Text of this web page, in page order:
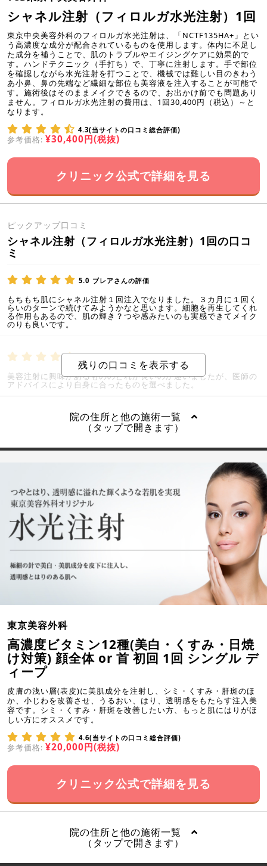
シャネル注射（フィロルガ水光注射）1回
東京中央美容外科のフィロルガ水光注射は、「NCTF135HA+」とい
う高濃度な成分が配合されているものを使用します。体内に不足し
た成分を補うことで、肌のトラブルやエイジングケアに効果的で
す。ハンドテクニック（手打ち）で、丁寧に注射します。手で部位
を確認しながら水光注射を打つことで、機械では難しい目のきわう
あ小鼻、鼻の先端など繊細な部位も美容液を注入することが可能で
す。施術後はそのままメイクできるので、お出かけ前でも問題あり
ません。フィロルガ水光注射の費用は、1回30,400円（税込）～と
なります。
4.3(当サイトの口コミ総合評価)
参考価格: ¥30,400円(税抜)
クリニック公式で詳細を見る
ピックアップ口コミ
シャネル注射（フィロルガ水光注射）1回の口コ
ミ
5.0 ブレアさんの評価
もちもち肌にシャネル注射１回注入でなりました。３カ月に１回く
らいのターンで続けてみようかなと思います。細胞を再生してくれ
る作用もあるので、肌の輝き？つや感みたいのも実感できてメイク
のりも良いです。
美容注射に興味があるもののどれが良いのか迷いましたが、医師の
アドバイスにより自身に合ったものを選べました。
院の住所と他の施術一覧
（タップで開きます）
東京美容外科
高濃度ビタミン12種(美白・くすみ・日焼
け対策) 顔全体 or 首 初回 1回 シングル デ
ィープ
皮膚の浅い層(表皮)に美肌成分を注射し、シミ・くすみ・肝斑のほ
か、小じわを改善させ、うるおい、はり、透明感をもたらす注入美
容です。シミ・くすみ・肝斑を改善したい方、もっと肌にはりがほ
しい方にオススメです。
4.6(当サイトの口コミ総合評価)
参考価格: ¥20,000円(税抜)
クリニック公式で詳細を見る
院の住所と他の施術一覧
（タップで開きます）